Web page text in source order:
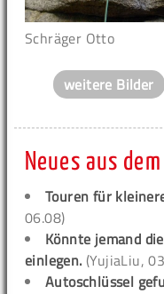
Schräger Otto
weitere Bilder
Neues aus
Touren für
06.08)
Könnte jemand
einlegen. (YujiaLiu,
Autoschlüssel